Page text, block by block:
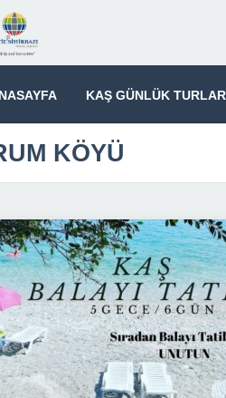
KAŞ GÜNLÜK TURLAR
KÖYÜ